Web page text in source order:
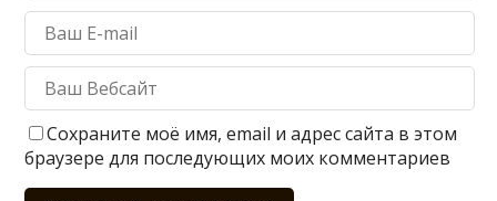
Сохраните моё имя, email и адрес сайта в этом
браузере для последующих моих комментариев